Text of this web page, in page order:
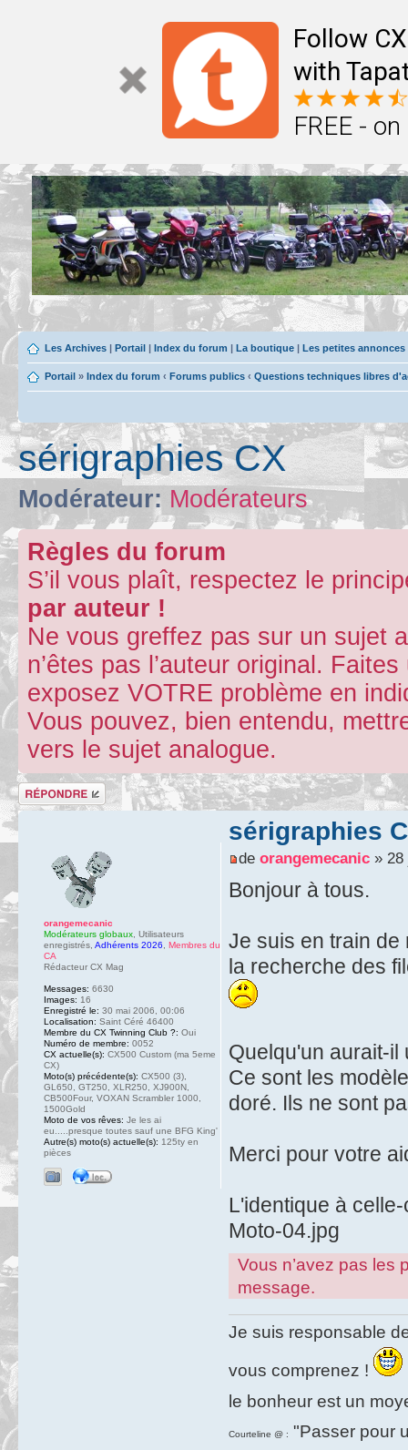
Follow
with
FREE -
Les Archives | Portail | Index du forum | La boutique | Les petites
Portail » Index du forum ‹ Forums publics ‹ Questions techniques libres
sérigraphies CX
Modérateur: Modérateurs
Règles du forum
S’il vous plaît, respectez le
par auteur !
Ne vous greffez pas sur un sujet
n’êtes pas l’auteur original.
exposez VOTRE problème en
Vous pouvez, bien entendu,
vers le sujet analogue.
Répondre
sérigraphies
de orangemecanic» 28
Bonjour à tous.
Je suis en train de
la recherche des
Quelqu'un aurait-
Ce sont les
doré. Ils ne sont
Merci pour votre
L'identique à celle-
Moto-04.jpg
Vous n’avez pas les
message.
Je suis responsable
vous comprenez !
le bonheur est un
Courteline @ : "Passer pour
orangemecanic
Modérateurs globaux Utilisateurs
enregistrés Adhérents 2026
Membres du
CA
Rédacteur CX Mag
Messages: 6630
Images: 16
Enregistré le: 30 mai 2006, 00:06
Localisation: Saint Céré 46400
Membre du CX Twinning Club ?: Oui
Numéro de membre: 0052
CX actuelle(s): CX500 Custom (ma 5eme
CX)
Moto(s) précédente(s): CX500 (3),
GL650, GT250, XLR250, XJ900N,
CB500Four, VOXAN Scrambler 1000,
1500Gold
Moto de vos rêves: Je les ai
eu.....presque toutes sauf une BFG King'
Autre(s) moto(s) actuelle(s): 125ty en
pièces